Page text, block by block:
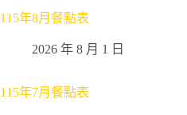
115年8月餐點表
2026 年 8 月 1 日
115年7月餐點表